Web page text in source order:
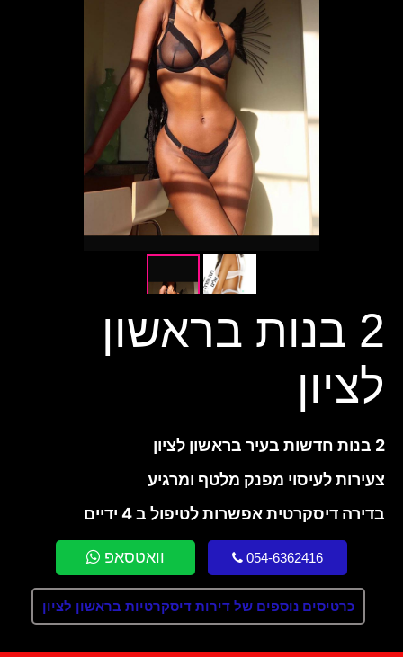
2 בנות בראשון
לציון
2 בנות חדשות בעיר בראשון לציון
צעירות לעיסוי מפנק מלטף ומרגיע
בדירה דיסקרטית אפשרות לטיפול ב 4 ידיים
054-6362416 וואטסאפ
כרטיסים נוספים של דירות דיסקרטיות בראשון לציון